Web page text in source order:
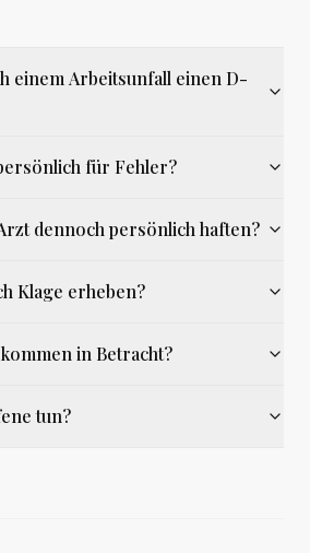
einem Arbeitsunfall einen D-
für Fehler?
dennoch persönlich haften?
Klage erheben?
in Betracht?
tun?